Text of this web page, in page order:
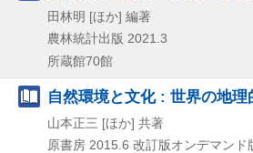
田林明 [ほか] 編著
農林統計出版 2021.3
所蔵館70館
自然環境と文化 : 世界の地理
山本正三 [ほか] 共著
原書房 2015.6 改訂版オンデマンド